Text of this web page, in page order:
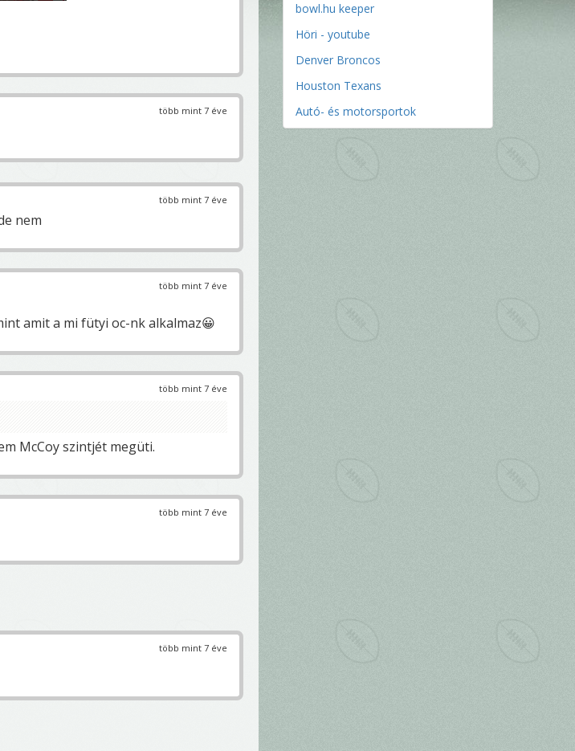
több mint 7 éve
több mint 7 éve
nem
több mint 7 éve
amit a mi fütyi oc-nk alkalmaz😀
több mint 7 éve
McCoy szintjét megüti.
több mint 7 éve
több mint 7 éve
bowl.hu keeper
Höri - youtube
Denver Broncos
Houston Texans
Autó- és motorsportok